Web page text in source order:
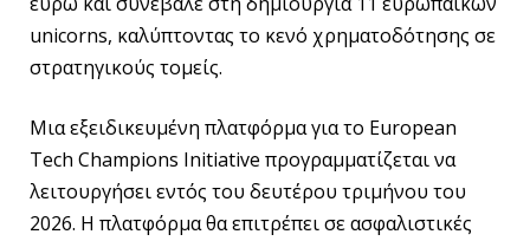
unicorns, καλύπτοντας το κενό χρηματοδότησης σε
στρατηγικούς τομείς.
Μια εξειδικευμένη πλατφόρμα για το European
Tech Champions Initiative προγραμματίζεται να
λειτουργήσει εντός του δευτέρου τριμήνου του
2026. Η πλατφόρμα θα επιτρέπει σε ασφαλιστικές